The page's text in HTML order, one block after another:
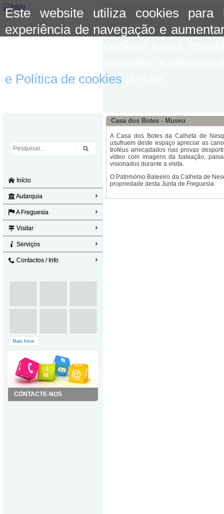
Este website utiliza cookies para
experiência de navegação e
e Política de cookies
Início
Autarquia
A Freguesia
Visitar
Serviços
Contactos / Info
Mais fotos
CONTACTE-NOS
Casa dos Botes - Museu
A Casa dos Botes da Calheta de
usufruem deste espaço apreciar as
troféus arrecadados nas provas
vídeo com imagens da baleação,
visionados durante a visita.
O Património Baleeiro da Calheta de
propriedade desta Junta de Freguesia